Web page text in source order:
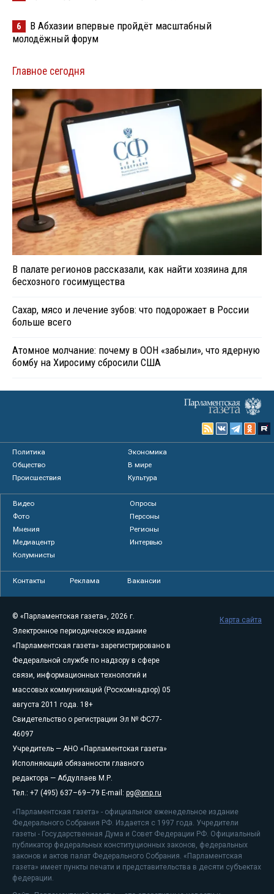
6
В Абхазии впервые пройдёт масштабный
молодёжный форум
Главное сегодня
В палате регионов рассказали, как найти хозяина для
бесхозного госимущества
Сахар, мясо и лечение зубов: что подорожает в России
больше всего
Атомное молчание: почему в ООН «забыли», что ядерную
бомбу на Хиросиму сбросили США
Политика
Экономика
Общество
В мире
Происшествия
Культура
Видео
Опросы
Фото
Персоны
Мнения
Регионы
Медиацентр
Интервью
Колумнисты
Контакты Реклама Вакансии
© «Парламентская газета», 2026 г.
Электронное периодическое издание
«Парламентская газета» зарегистрировано в
Федеральной службе по надзору в сфере
связи, информационных технологий и
массовых коммуникаций (Роскомнадзор) 05
августа 2011 года. 18+
Свидетельство о регистрации Эл № ФС77-
46097
Учредитель — АНО «Парламентская газета»
Исполняющий обязанности главного
редактора — Абдуллаев М.Р.
Тел.: +7 (495) 637–69–79 E-mail: pg@pnp.ru
«Парламентская газета» - официальное еженедельное издание
Федерального Собрания РФ. Издается с 1997 года. Учредители
газеты - Государственная Дума и Совет Федерации РФ. Официальный
публикатор федеральных конституционных законов, федеральных
законов и актов палат Федерального Собрания. «Парламентская
газета» имеет пункты печати и представительства в десяти субъектах
федерации.
Карта сайта